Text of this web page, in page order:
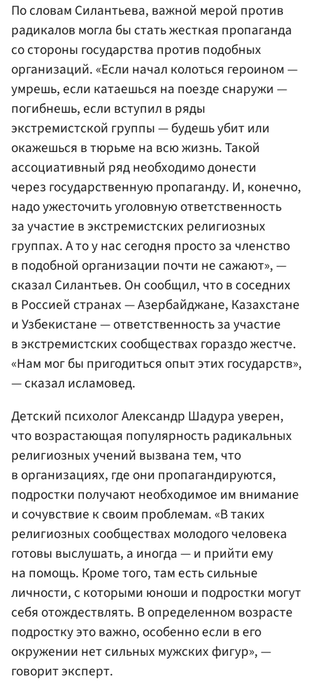
По словам Силантьева, важной мерой против
радикалов могла бы стать жесткая пропаганда
со стороны государства против подобных
организаций. «Если начал колоться героином —
умрешь, если катаешься на поезде снаружи —
погибнешь, если вступил в ряды
экстремистской группы — будешь убит или
окажешься в тюрьме на всю жизнь. Такой
ассоциативный ряд необходимо донести
через государственную пропаганду. И, конечно,
надо ужесточить уголовную ответственность
за участие в экстремистских религиозных
группах. А то у нас сегодня просто за членство
в подобной организации почти не сажают», —
сказал Силантьев. Он сообщил, что в соседних
в Россией странах — Азербайджане, Казахстане
и Узбекистане — ответственность за участие
в экстремистских сообществах гораздо жестче.
«Нам мог бы пригодиться опыт этих государств»,
— сказал исламовед.
Детский психолог Александр Шадура уверен,
что возрастающая популярность радикальных
религиозных учений вызвана тем, что
в организациях, где они пропагандируются,
подростки получают необходимое им внимание
и сочувствие к своим проблемам. «В таких
религиозных сообществах молодого человека
готовы выслушать, а иногда — и прийти ему
на помощь. Кроме того, там есть сильные
личности, с которыми юноши и подростки могут
себя отождествлять. В определенном возрасте
подростку это важно, особенно если в его
окружении нет сильных мужских фигур», —
говорит эксперт.